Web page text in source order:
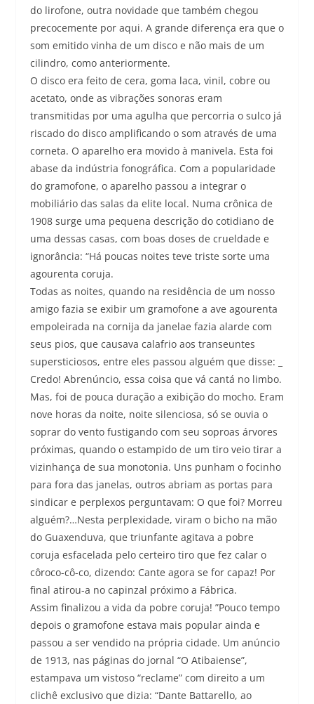
do lirofone, outra novidade que também chegou
precocemente por aqui. A grande diferença era que o
som emitido vinha de um disco e não mais de um
cilindro, como anteriormente.
O disco era feito de cera, goma laca, vinil, cobre ou
acetato, onde as vibrações sonoras eram
transmitidas por uma agulha que percorria o sulco já
riscado do disco amplificando o som através de uma
corneta. O aparelho era movido à manivela. Esta foi
abase da indústria fonográfica. Com a popularidade
do gramofone, o aparelho passou a integrar o
mobiliário das salas da elite local. Numa crônica de
1908 surge uma pequena descrição do cotidiano de
uma dessas casas, com boas doses de crueldade e
ignorância: “Há poucas noites teve triste sorte uma
agourenta coruja.
Todas as noites, quando na residência de um nosso
amigo fazia se exibir um gramofone a ave agourenta
empoleirada na cornija da janelae fazia alarde com
seus pios, que causava calafrio aos transeuntes
supersticiosos, entre eles passou alguém que disse: _
Credo! Abrenúncio, essa coisa que vá cantá no limbo.
Mas, foi de pouca duração a exibição do mocho. Eram
nove horas da noite, noite silenciosa, só se ouvia o
soprar do vento fustigando com seu soproas árvores
próximas, quando o estampido de um tiro veio tirar a
vizinhança de sua monotonia. Uns punham o focinho
para fora das janelas, outros abriam as portas para
sindicar e perplexos perguntavam: O que foi? Morreu
alguém?…Nesta perplexidade, viram o bicho na mão
do Guaxenduva, que triunfante agitava a pobre
coruja esfacelada pelo certeiro tiro que fez calar o
côroco-cô-co, dizendo: Cante agora se for capaz! Por
final atirou-a no capinzal próximo a Fábrica.
Assim finalizou a vida da pobre coruja! ”Pouco tempo
depois o gramofone estava mais popular ainda e
passou a ser vendido na própria cidade. Um anúncio
de 1913, nas páginas do jornal “O Atibaiense”,
estampava um vistoso “reclame” com direito a um
clichê exclusivo que dizia: “Dante Battarello, ao